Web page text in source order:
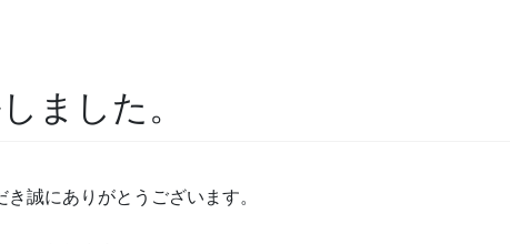
ました。
誠にありがとうございます。